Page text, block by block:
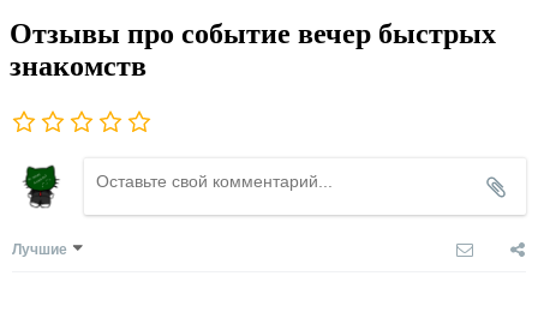
Отзывы про событие вечер быстрых
знакомств
Лучшие